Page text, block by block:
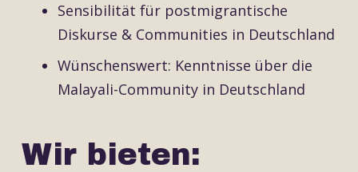
Sensibilität für postmigrantische
Diskurse & Communities in Deutschland
Wünschenswert: Kenntnisse über die
Malayali-Community in Deutschland
Wir bieten: